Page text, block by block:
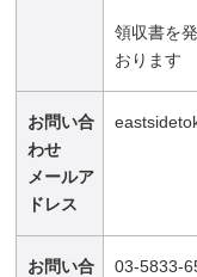
領収書を
おります
お問い合
わせ
メールア
ドレス
お問い合
03-5833-